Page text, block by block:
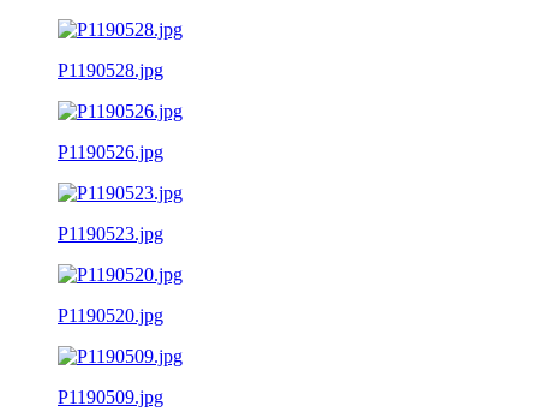
P1190528.jpg
P1190526.jpg
P1190523.jpg
P1190520.jpg
P1190509.jpg